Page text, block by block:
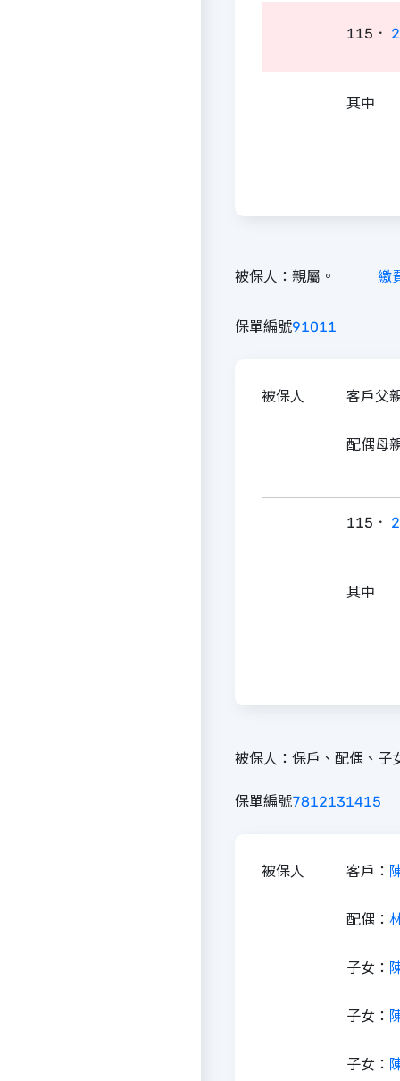
115．
其中
被保人：親屬。 繳
保單編號91011
被保人 客戶父
配偶母
115．
其中
被保人：保戶、配偶、子
保單編號7812131415
被保人 客戶：
配偶：
子女：
子女：
子女：